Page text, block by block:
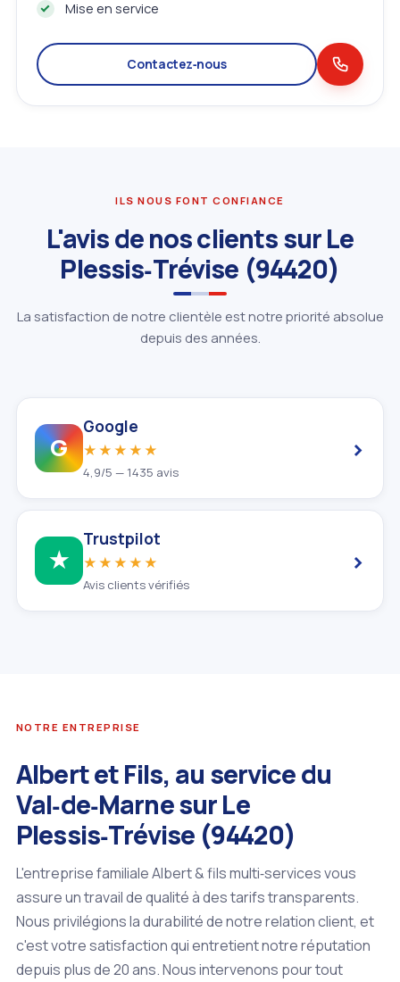
Mise en service
Contactez‑nous
ILS NOUS FONT CONFIANCE
L'avis de nos clients sur Le
Plessis‑Trévise (94420)
La satisfaction de notre clientèle est notre priorité absolue
depuis des années.
G
Google
★★★★★
4,9/5 — 1435 avis
›
★
Trustpilot
★★★★★
Avis clients vérifiés
›
NOTRE ENTREPRISE
Albert et Fils, au service du
Val‑de‑Marne sur Le
Plessis‑Trévise (94420)
L'entreprise familiale Albert & fils multi‑services vous
assure un travail de qualité à des tarifs transparents.
Nous privilégions la durabilité de notre relation client, et
c'est votre satisfaction qui entretient notre réputation
depuis plus de 20 ans. Nous intervenons pour tout